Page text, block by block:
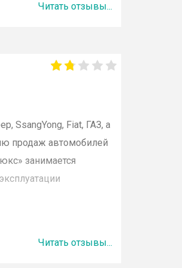
ТС на комиссию.
чистоту сделки. К
скидок,
Читать отзывы...
,SsangYong, Fiat, ГАЗ, а
продаж автомобилей
» занимается
Читать отзывы...